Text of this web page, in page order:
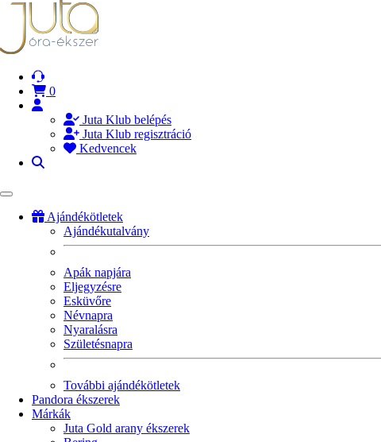
0
Juta Klub belépés
Juta Klub regisztráció
Kedvencek
Ajándékötletek
Ajándékutalvány
Apák napjára
Eljegyzésre
Esküvőre
Névnapra
Nyaralásra
Születésnapra
További ajándékötletek
Pandora ékszerek
Márkák
Juta Gold arany ékszerek